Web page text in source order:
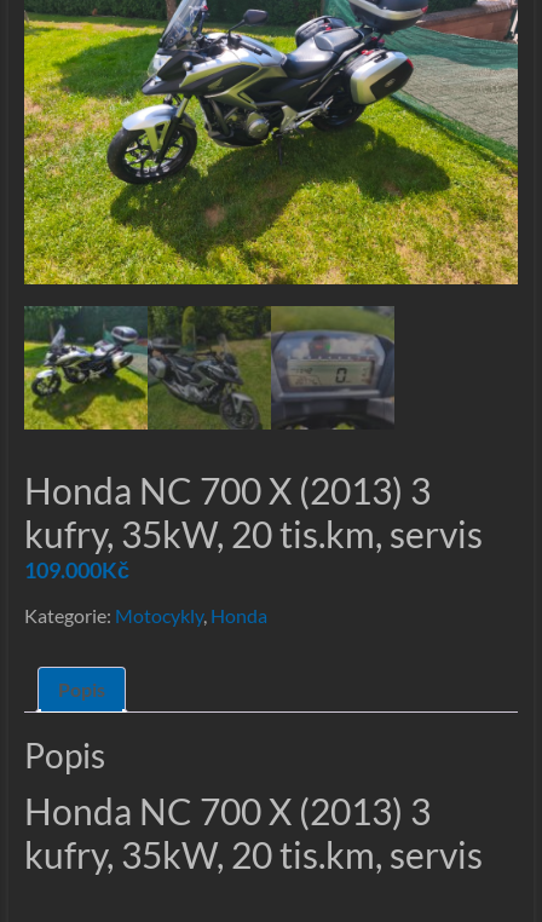
Honda NC 700 X (2013) 3
kufry, 35kW, 20 tis.km, servis
109.000Kč
Kategorie: Motocykly, Honda
Popis
Popis
Honda NC 700 X (2013) 3
kufry, 35kW, 20 tis.km, servis